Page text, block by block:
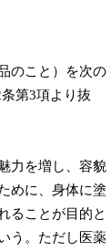
のこと）を次の
第3項より抜
力を増し、容貌
めに、身体に塗
ることが目的と
う。ただし医薬